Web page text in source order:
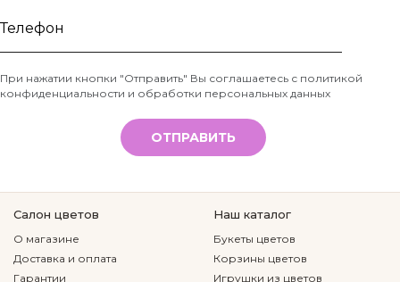
Ваше
Телефон
*
При нажатии кнопки "Отправить" Вы соглашаетесь с политикой
конфиденциальности и обработки персональных данных
ОТПРАВИТЬ
Салон цветов
О магазине
Доставка и оплата
Гарантии
Наш каталог
Букеты цветов
Корзины цветов
Игрушки из цветов